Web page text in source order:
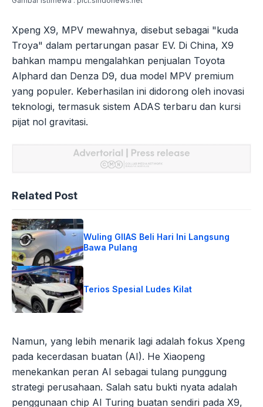
Xpeng X9, MPV mewahnya, disebut sebagai "kuda
Troya" dalam pertarungan pasar EV. Di China, X9
bahkan mampu mengalahkan penjualan Toyota
Alphard dan Denza D9, dua model MPV premium
yang populer. Keberhasilan ini didorong oleh inovasi
teknologi, termasuk sistem ADAS terbaru dan kursi
pijat nol gravitasi.
Related Post
Wuling GIIAS Beli Hari Ini Langsung
Bawa Pulang
Terios Spesial Ludes Kilat
Namun, yang lebih menarik lagi adalah fokus Xpeng
pada kecerdasan buatan (AI). He Xiaopeng
menekankan peran AI sebagai tulang punggung
strategi perusahaan. Salah satu bukti nyata adalah
penggunaan chip AI Turing buatan sendiri pada X9,